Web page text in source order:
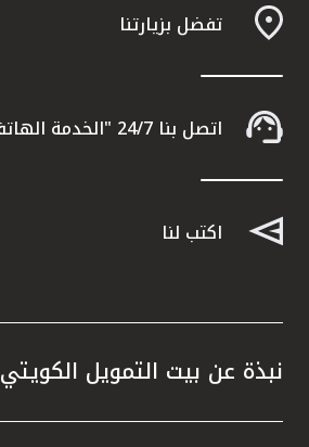
اتصل بنا
مواقع الفروع المصرفية للشركات
ألمانيا
تركيا
مصر
المملكة المتحدة
تفضل بزيارتنا
اتصل بنا 24/7 "الخدمة الهاتفية" 1803333
اكتب لنا
نبذة عن بيت التمويل الكويتي